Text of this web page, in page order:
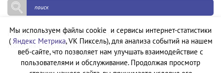
Политика конфиденциальности
Политика обработки персональных данных
Мы используем файлы cookie и сервисы интернет-статистики
( Яндекс Метрика, VK Пиксель), для анализа событий на нашем
веб-сайте, что позволяет нам улучшать взаимодействие с
пользователями и обслуживание. Продолжая просмотр